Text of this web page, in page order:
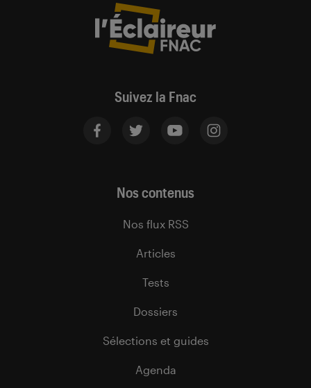
Suivez la Fnac
Nos contenus
Nos flux RSS
Articles
Tests
Dossiers
Sélections et guides
Agenda